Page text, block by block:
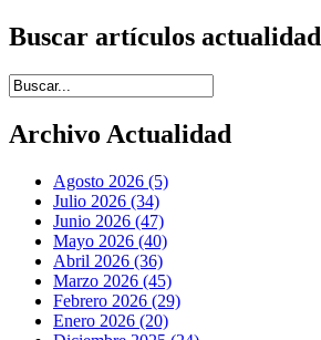
Buscar artículos actualidad
Introduce términos de búsqueda
Archivo Actualidad
Agosto 2026 (5)
Julio 2026 (34)
Junio 2026 (47)
Mayo 2026 (40)
Abril 2026 (36)
Marzo 2026 (45)
Febrero 2026 (29)
Enero 2026 (20)